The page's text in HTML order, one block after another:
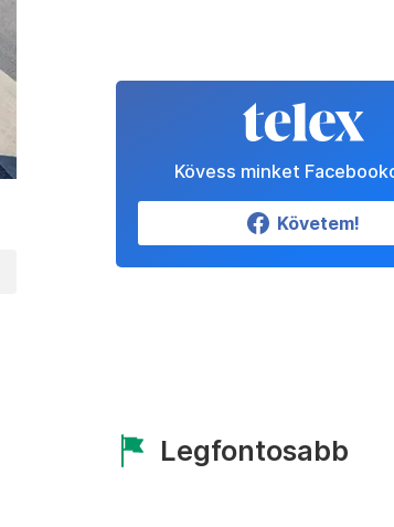
Kövess minket
Követem!
Legfontosabb